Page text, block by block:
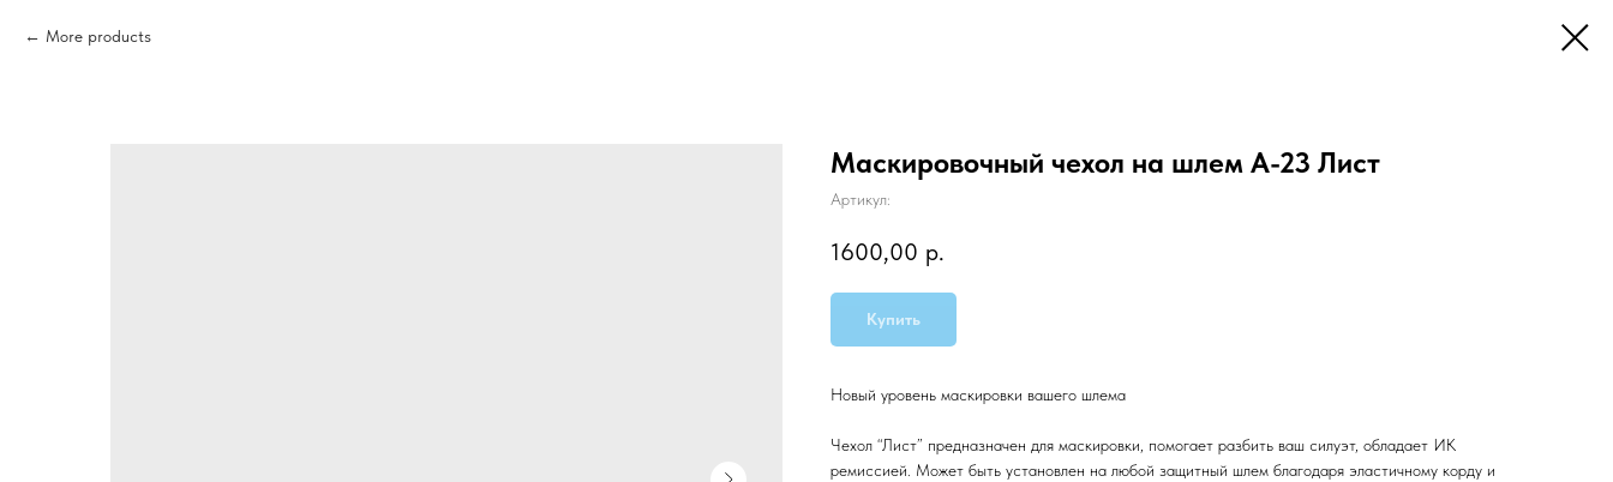
More products
Маскировочный чехол на шлем А-23 Лист
Артикул:
1600,00 р.
Купить
Новый уровень маскировки вашего шлема
Чехол “Лист” предназначен для маскировки, помогает разбить ваш силуэт, обладает ИК
ремиссией. Может быть установлен на любой защитный шлем благодаря эластичному корду и